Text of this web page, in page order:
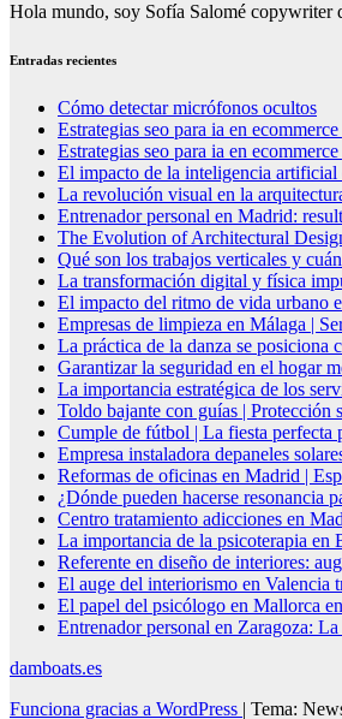
Hola mundo, soy Sofía Salomé copywriter
Entradas recientes
Cómo detectar micrófonos ocultos
Estrategias seo para ia en
Estrategias seo para ia en
El impacto de la inteligencia
La revolución visual en la
Entrenador personal en Madrid:
The Evolution of Architectural
Qué son los trabajos verticales y
La transformación digital y física
El impacto del ritmo de vida urbano
Empresas de limpieza en Málaga |
La práctica de la danza se posiciona
Garantizar la seguridad en el hogar
La importancia estratégica de los
Toldo bajante con guías | Protección
Cumple de fútbol | La fiesta perfecta
Empresa instaladora depaneles
Reformas de oficinas en Madrid |
¿Dónde pueden hacerse resonancia
Centro tratamiento adicciones en
La importancia de la psicoterapia en
Referente en diseño de interiores:
El auge del interiorismo en Valencia
El papel del psicólogo en Mallorca
Entrenador personal en Zaragoza:
damboats.es
Funciona gracias a WordPress | Tema: